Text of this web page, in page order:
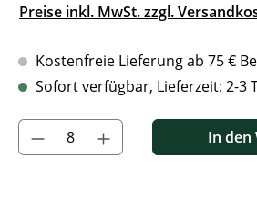
Preise inkl. MwSt. zzgl.
Kostenfreie Lieferung ab 75 €
Sofort verfügbar, Lieferzeit: 2-3
Produkt Anzahl: Gib den
In den